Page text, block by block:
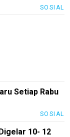
SOSIAL
Setiap Rabu
SOSIAL
10- 12